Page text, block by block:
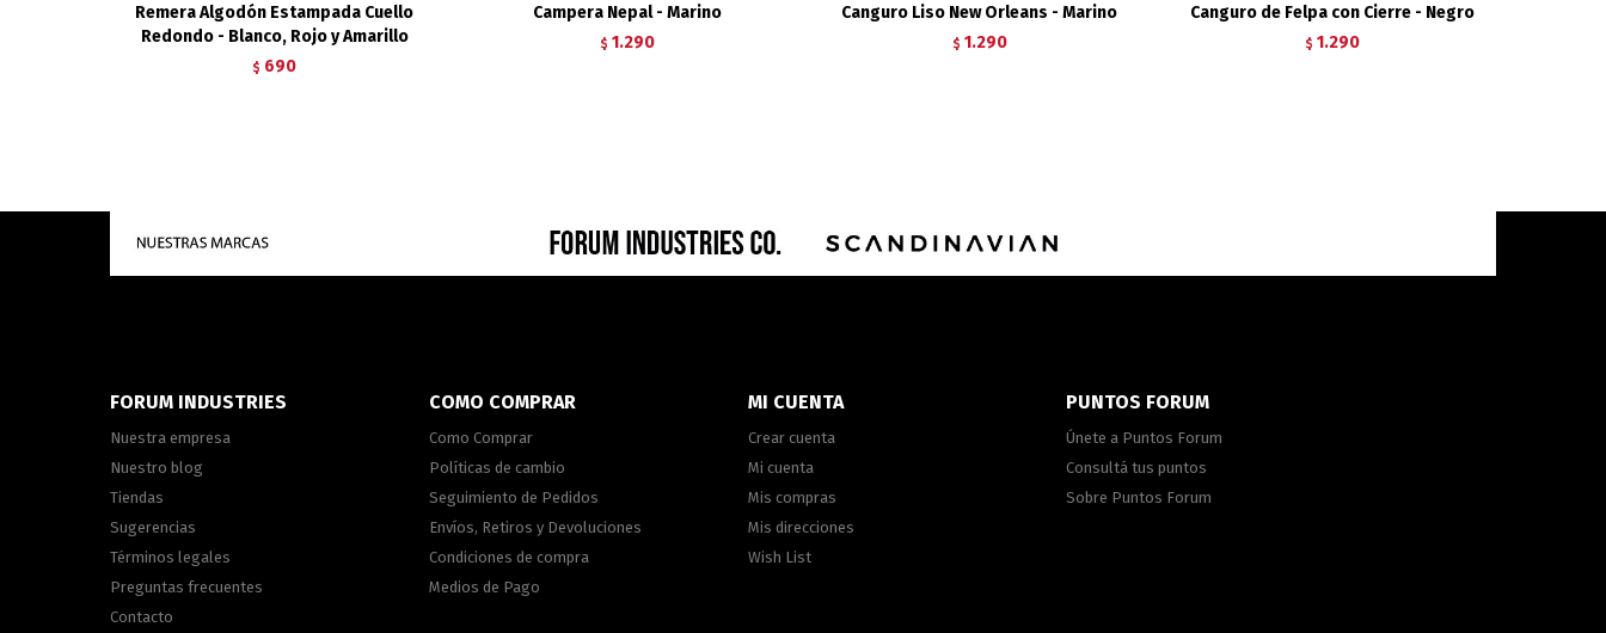
Remera Algodón Estampada Cuello
Redondo - Blanco, Rojo y Amarillo
$ 690
Campera Nepal - Marino
$ 1.290
Canguro Liso New Orleans - Marino
$ 1.290
Canguro de Felpa con Cierre - Negro
$ 1.290
FORUM INDUSTRIES
Nuestra empresa
Nuestro blog
Tiendas
Sugerencias
Términos legales
Preguntas frecuentes
Contacto
COMO COMPRAR
Como Comprar
Políticas de cambio
Seguimiento de Pedidos
Envíos, Retiros y Devoluciones
Condiciones de compra
Medios de Pago
MI CUENTA
Crear cuenta
Mi cuenta
Mis compras
Mis direcciones
Wish List
PUNTOS FORUM
Únete a Puntos Forum
Consultá tus puntos
Sobre Puntos Forum